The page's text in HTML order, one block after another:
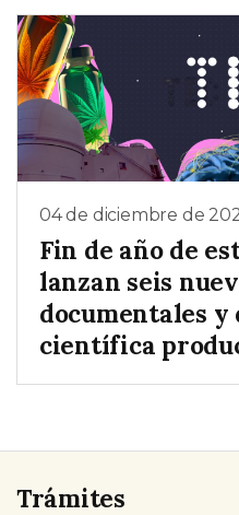
04 de diciembre de
Fin de año de
lanzan seis
documentales y
científica
Trámites